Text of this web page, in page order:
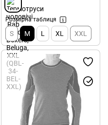
Розмірна таблиця
S M L XL XXL